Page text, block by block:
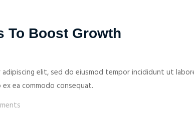
To Boost Growth
elit, sed do eiusmod tempor incididunt ut
ea commodo consequat.